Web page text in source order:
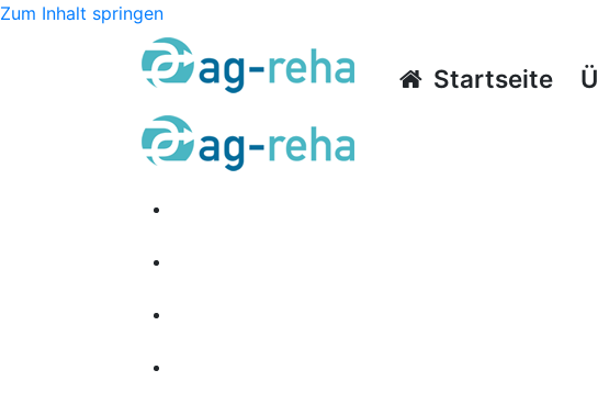
Zum Inhalt springen
Startseite